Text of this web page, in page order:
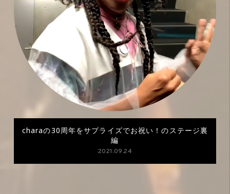
charaの30周年をサプライズでお祝い！のステージ裏
編
2021.09.24